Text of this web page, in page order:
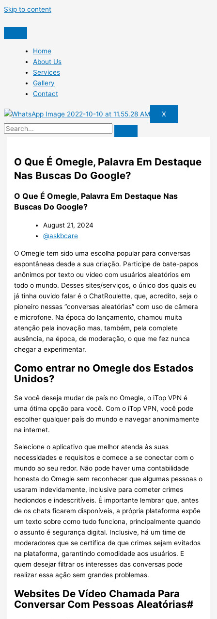
Skip to content
Home
About Us
Services
Gallery
Contact
X
O Que É Omegle, Palavra Em Destaque
Nas Buscas Do Google?
O Que É Omegle, Palavra Em Destaque Nas
Buscas Do Google?
August 21, 2024
@askbcare
O Omegle tem sido uma escolha popular para conversas
espontâneas desde a sua criação. Participe de bate-papos
anônimos por texto ou vídeo com usuários aleatórios em
todo o mundo. Desses sites/serviços, o único dos quais eu
já tinha ouvido falar é o ChatRoulette, que, acredito, seja o
pioneiro nessas “conversas aleatórias” com uso de câmera
e microfone. Na época do lançamento, chamou muita
atenção pela inovação mas, também, pela complete
ausência, na época, de moderação, o que me fez nunca
chegar a experimentar.
Como entrar no Omegle dos Estados
Unidos?
Se você deseja mudar de país no Omegle, o iTop VPN é
uma ótima opção para você. Com o iTop VPN, você pode
escolher qualquer país do mundo e navegar anonimamente
na internet.
Selecione o aplicativo que melhor atenda às suas
necessidades e requisitos e comece a se conectar com o
mundo ao seu redor. Não pode haver uma contabilidade
honesta do Omegle sem reconhecer que algumas pessoas o
usaram indevidamente, inclusive para cometer crimes
hediondos e indescritíveis. É importante lembrar que, antes
de os chats ficarem disponíveis, a própria plataforma expõe
um texto sobre como tudo funciona, principalmente quando
o assunto é segurança digital. Inclusive, há um time de
moderadores que se certifica de que crimes sejam evitados
na plataforma, garantindo comodidade aos usuários. E
quem desejar filtrar os interesses das conversas pode
realizar essa ação sem grandes problemas.
Websites De Vídeo Chamada Para
Conversar Com Pessoas Aleatórias#